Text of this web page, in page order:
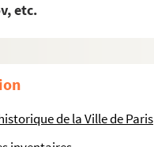
etc.
de la Ville de Paris